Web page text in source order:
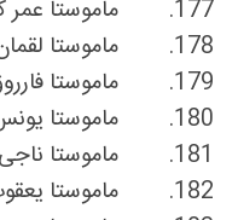
177.
ماموستا
178.
ماموستا
179.
ماموستا
180.
ماموستا
181.
ماموستا
182.
ماموستا